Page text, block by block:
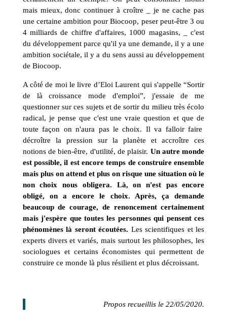
mais mieux, donc continuer à croître _ je ne cache pas
une certaine ambition pour Biocoop, peser peut-être 3 ou
4 milliards de chiffre d'affaires, 1000 magasins, _ c'est
du développement parce qu'il ya une demande, il y a une
ambition sociétale, il y a du sens aussi au développement
de Biocoop.
A côté de moi le livre d’Eloi Laurent qui s'appelle “Sortir
de là croissance mode d'emploi”, j'essaie de me
questionner sur ces sujets et de sortir du milieu très écolo
radical, je pense que c'est une vraie question et que de
toute façon on n'aura pas le choix. Il va falloir faire
décroître la pression sur la planète et accroître ces
notions de bien-être, d'utilité, de plaisir. Un autre monde
est possible, il est encore temps de construire ensemble
mais plus on attend et plus on risque une situation où le
non choix nous obligera.
Là, on n'est pas encore
obligé, on a encore le choix. Après, ça demande
beaucoup de courage, de renoncement certainement
mais j'espère que toutes les personnes qui pensent ces
phénomènes là seront écoutées. Les scientifiques et les
experts divers et variés, mais surtout les philosophes, les
sociologues et certains économistes qui permettent de
construire ce monde là plus résilient et plus décroissant.
Propos recueillis le 22/05/2020.